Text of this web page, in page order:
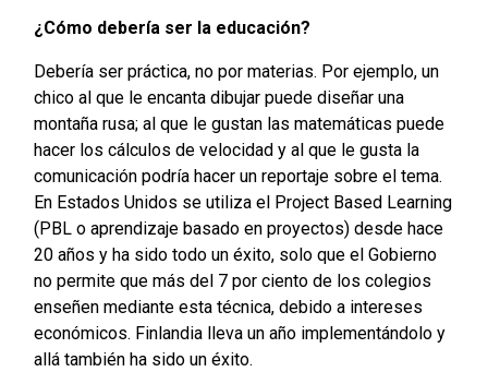
¿Cómo debería ser la educación?
Debería ser práctica, no por materias. Por ejemplo, un
chico al que le encanta dibujar puede diseñar una
montaña rusa; al que le gustan las matemáticas puede
hacer los cálculos de velocidad y al que le gusta la
comunicación podría hacer un reportaje sobre el tema.
En Estados Unidos se utiliza el Project Based Learning
(PBL o aprendizaje basado en proyectos) desde hace
20 años y ha sido todo un éxito, solo que el Gobierno
no permite que más del 7 por ciento de los colegios
enseñen mediante esta técnica, debido a intereses
económicos. Finlandia lleva un año implementándolo y
allá también ha sido un éxito.